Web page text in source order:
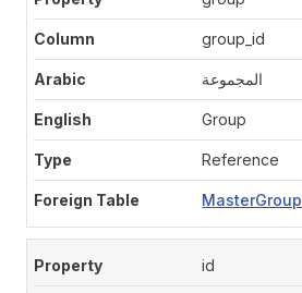
group_id
المجموعة
Group
Reference
MasterGroup
id